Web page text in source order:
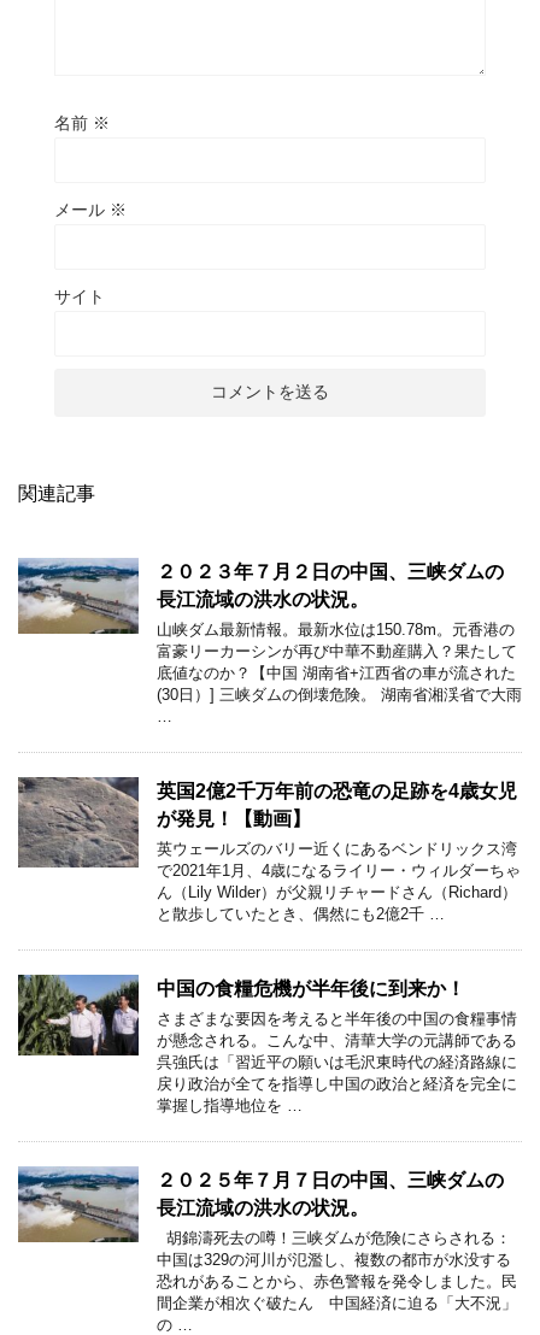
名前 ※
メール ※
サイト
関連記事
２０２３年７月２日の中国、三峡ダムの
長江流域の洪水の状況。
山峡ダム最新情報。最新水位は150.78m。元香港の
富豪リーカーシンが再び中華不動産購入？果たして
底値なのか？【中国 湖南省+江西省の車が流された
(30日）] 三峡ダムの倒壊危険。 湖南省湘渓省で大雨
…
英国2億2千万年前の恐竜の足跡を4歳女児
が発見！【動画】
英ウェールズのバリー近くにあるベンドリックス湾
で2021年1月、4歳になるライリー・ウィルダーちゃ
ん（Lily Wilder）が父親リチャードさん（Richard）
と散歩していたとき、偶然にも2億2千 …
中国の食糧危機が半年後に到来か！
さまざまな要因を考えると半年後の中国の食糧事情
が懸念される。こんな中、清華大学の元講師である
呉強氏は「習近平の願いは毛沢東時代の経済路線に
戻り政治が全てを指導し中国の政治と経済を完全に
掌握し指導地位を …
２０２５年７月７日の中国、三峡ダムの
長江流域の洪水の状況。
胡錦濤死去の噂！三峡ダムが危険にさらされる：
中国は329の河川が氾濫し、複数の都市が水没する
恐れがあることから、赤色警報を発令しました。民
間企業が相次ぐ破たん 中国経済に迫る「大不況」
の …